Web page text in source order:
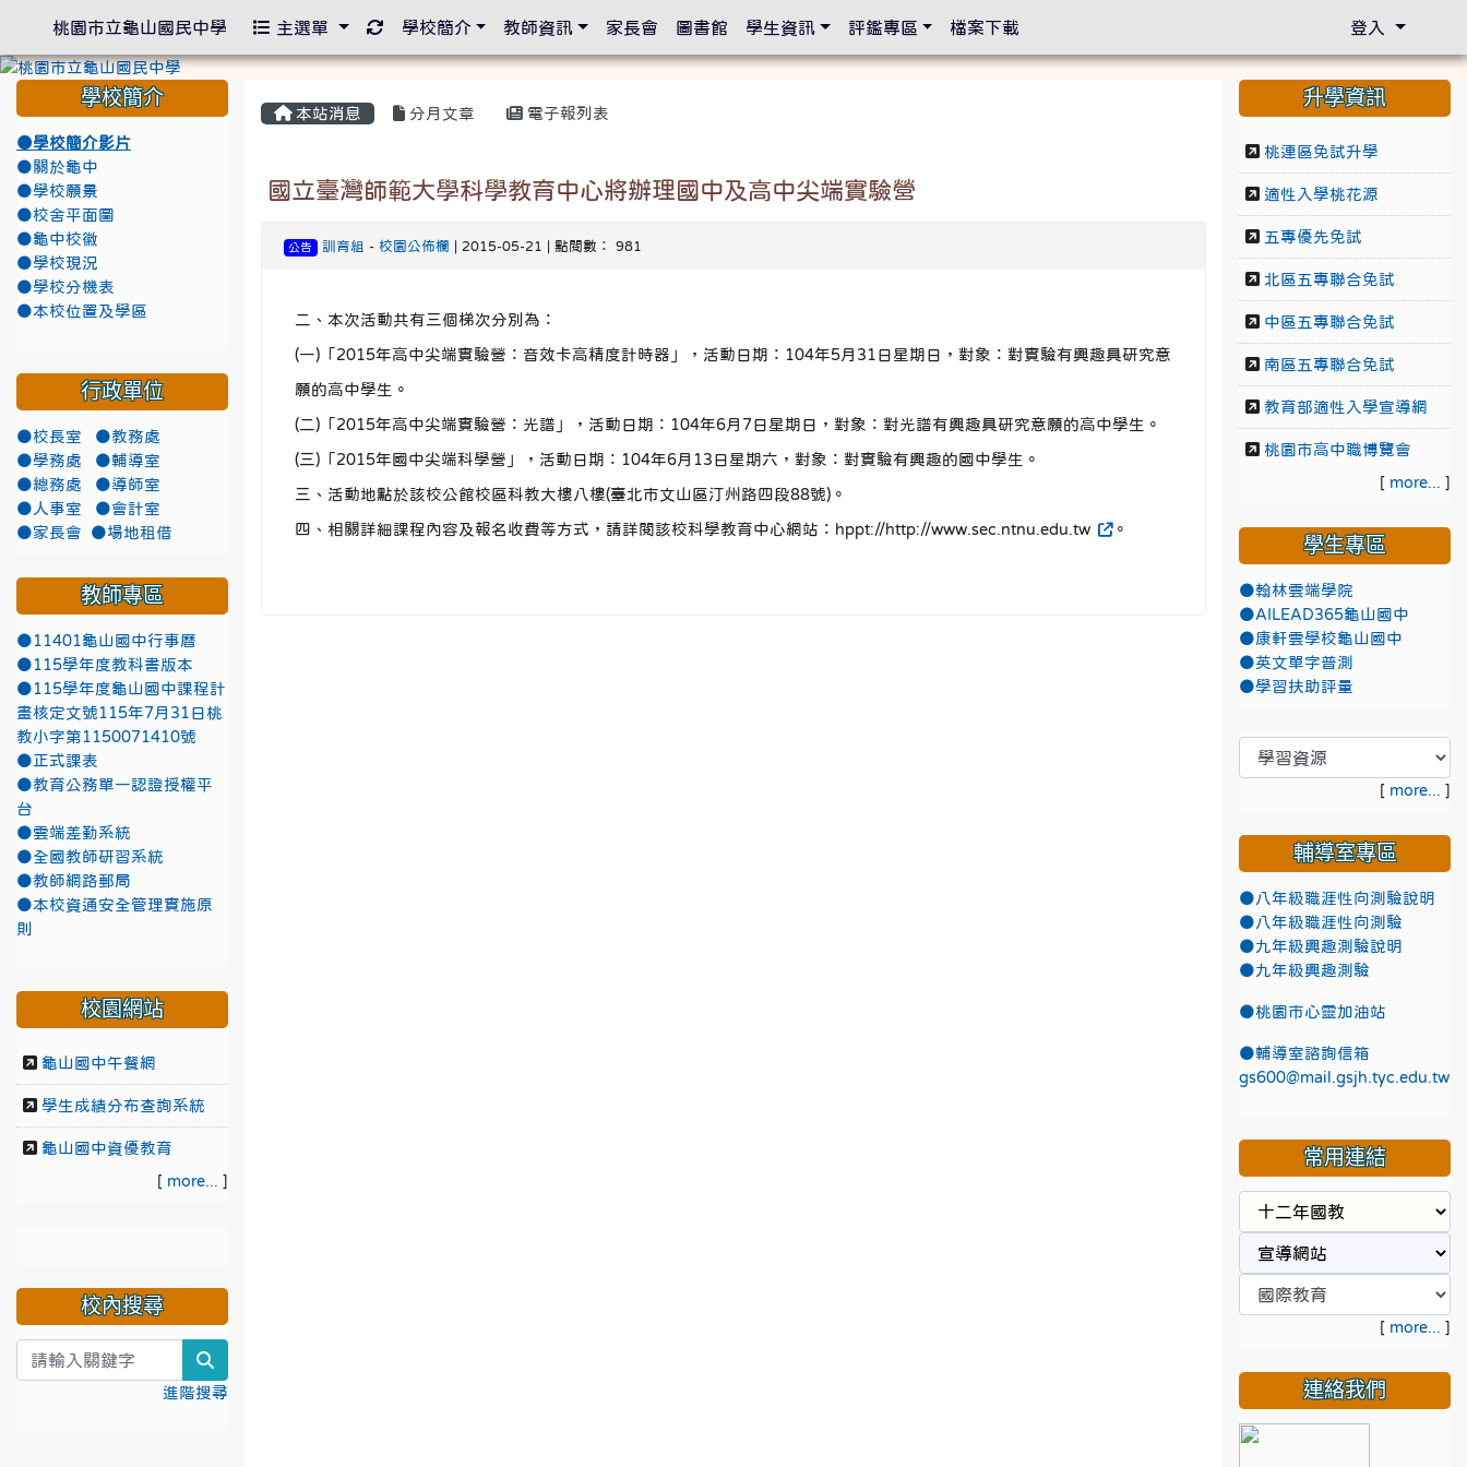
本站消息 分月文章 電子報列表
國立臺灣師範大學科學教育中心將辦理國中及高中尖端實驗營
公告 訓育組 - 校園公佈欄 | 2015-05-21 | 點閱數： 981
二、本次活動共有三個梯次分別為：
(一)「2015年高中尖端實驗營：音效卡高精度計時器」，活動日期：104年5月31日星期日，對象：對實驗有興趣具研究意
願的高中學生。
(二)「2015年高中尖端實驗營：光譜」，活動日期：104年6月7日星期日，對象：對光譜有興趣具研究意願的高中學生。
(三)「2015年國中尖端科學營」，活動日期：104年6月13日星期六，對象：對實驗有興趣的國中學生。
三、活動地點於該校公館校區科教大樓八樓(臺北市文山區汀州路四段88號)。
四、相關詳細課程內容及報名收費等方式，請詳閱該校科學教育中心網站：hppt://http://www.sec.ntnu.edu.tw 。
學校簡介
●學校簡介影片
●關於龜中
●學校願景
●校舍平面圖
●龜中校徽
●學校現況
●學校分機表
●本校位置及學區
行政單位
●校長室
●教務處
●學務處
●輔導室
●總務處
●導師室
●人事室
●會計室
●家長會
●場地租借
教師專區
●11401龜山國中行事曆
●115學年度教科書版本
●115學年度龜山國中課程計
畫核定文號115年7月31日桃
教小字第1150071410號
●正式課表
●教育公務單一認證授權平
台
●雲端差勤系統
●全國教師研習系統
●教師網路郵局
●本校資通安全管理實施原
則
校園網站
龜山國中午餐網
學生成績分布查詢系統
龜山國中資優教育
[ more... ]
校內搜尋
進階搜尋
升學資訊
桃連區免試升學
適性入學桃花源
五專優先免試
北區五專聯合免試
中區五專聯合免試
南區五專聯合免試
教育部適性入學宣導網
桃園市高中職博覽會
[ more... ]
學生專區
●翰林雲端學院
●AILEAD365龜山國中
●康軒雲學校龜山國中
●英文單字普測
●學習扶助評量
[ more... ]
輔導室專區
●八年級職涯性向測驗說明
●八年級職涯性向測驗
●九年級興趣測驗說明
●九年級興趣測驗
●桃園市心靈加油站
●輔導室諮詢信箱
gs600@mail.gsjh.tyc.edu.tw
常用連結
[ more... ]
連絡我們
桃園市立龜山國民中學 主選單 重新取得佈景設定
學校簡介 教師資訊 家長會 圖書館 學生資訊 評鑑專區 檔案下載 登入